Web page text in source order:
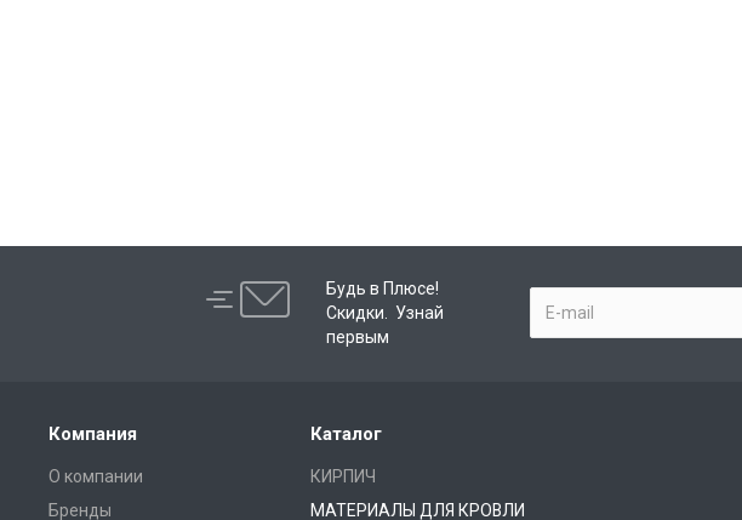
Будь в Плюсе!
Скидки. Узнай
первым
Компания
О компании
Бренды
Каталог
КИРПИЧ
МАТЕРИАЛЫ ДЛЯ КРОВЛИ